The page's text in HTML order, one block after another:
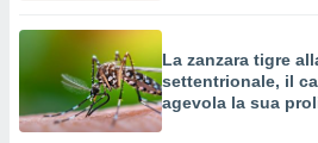
La zanzara tigre
settentrionale, il
agevola la sua